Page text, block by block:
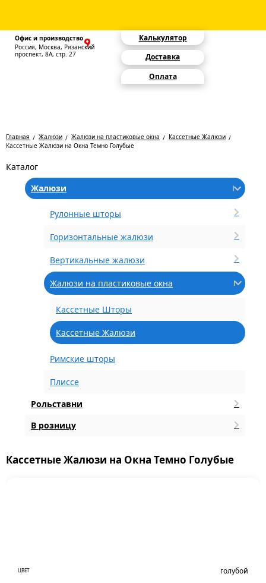
Офис и производство
Россия, Москва, Рязанский
проспект, 8А, стр. 27
Калькулятор
Доставка
Оплата
Главная Жалюзи Жалюзи на пластиковые окна
Кассетные Жалюзи
Кассетные Жалюзи на Окна Темно Голубые
Каталог
Жалюзи
Рулонные шторы
Горизонтальные жалюзи
Вертикальные жалюзи
Жалюзи на пластиковые окна
Кассетные Шторы
Кассетные Жалюзи
Римские шторы
Плиссе
Рольставни
В розницу
Кассетные Жалюзи на Окна Темно Голубые
ЦВЕТ голубой